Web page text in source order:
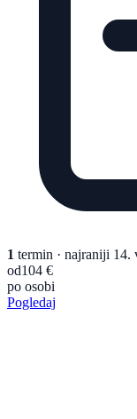
1 termin · najraniji 14.
od104 €
po osobi
Pogledaj